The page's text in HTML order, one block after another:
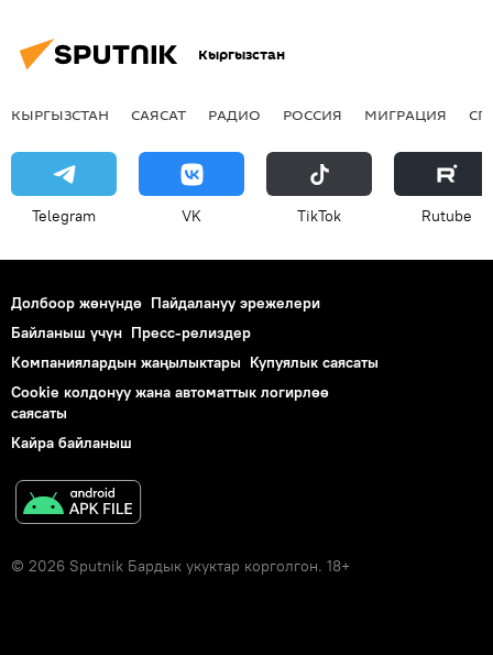
Кыргызстан
КЫРГЫЗСТАН САЯСАТ РАДИО РОССИЯ МИГРАЦИЯ
Telegram VK ТikТоk Rutube
Долбоор жөнүндө Пайдалануу эрежелери
Байланыш үчүн Пресс-релиздер
Компаниялардын жаңылыктары Купуялык саясаты
Cookie колдонуу жана автоматтык логирлөө
саясаты
Кайра байланыш
© 2026 Sputnik Бардык укуктар корголгон. 18+